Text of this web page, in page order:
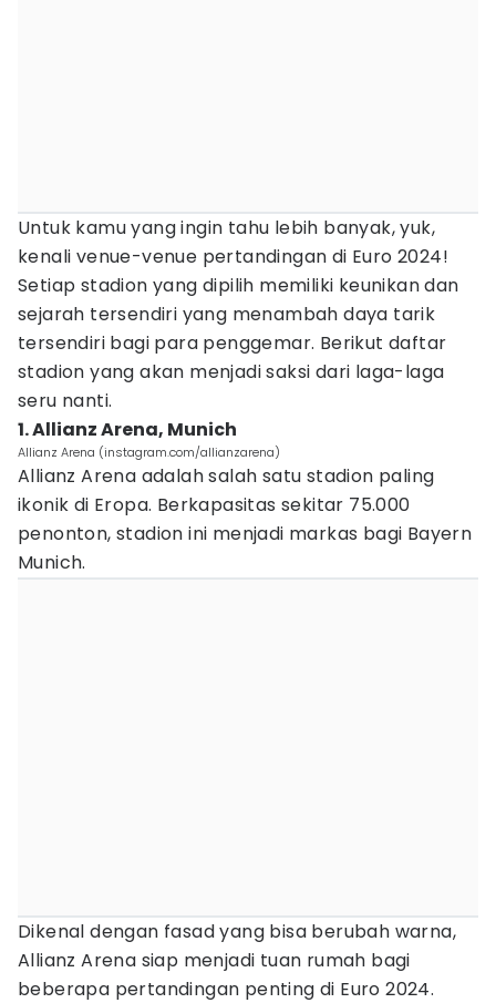
Untuk kamu yang ingin tahu lebih banyak, yuk,
kenali venue-venue pertandingan di Euro 2024!
Setiap stadion yang dipilih memiliki keunikan dan
sejarah tersendiri yang menambah daya tarik
tersendiri bagi para penggemar. Berikut daftar
stadion yang akan menjadi saksi dari laga-laga
seru nanti.
1. Allianz Arena, Munich
Allianz Arena (instagram.com/allianzarena)
Allianz Arena adalah salah satu stadion paling
ikonik di Eropa. Berkapasitas sekitar 75.000
penonton, stadion ini menjadi markas bagi Bayern
Munich.
Dikenal dengan fasad yang bisa berubah warna,
Allianz Arena siap menjadi tuan rumah bagi
beberapa pertandingan penting di Euro 2024.